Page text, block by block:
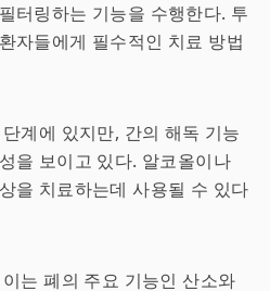
터링하는 기능을 수행한다. 투
자들에게 필수적인 치료 방법
계에 있지만, 간의 해독 기능
을 보이고 있다. 알코올이나
을 치료하는데 사용될 수 있다
는 폐의 주요 기능인 산소와